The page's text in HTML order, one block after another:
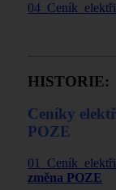
HISTORIE:
Ceníky
POZE
změna POZE